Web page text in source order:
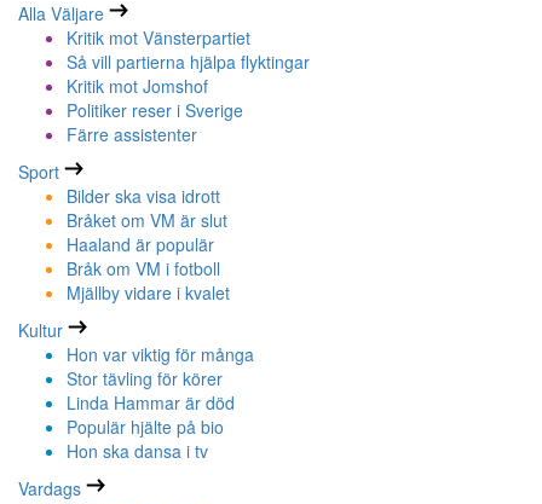
Alla Väljare
Kritik mot Vänsterpartiet
Så vill partierna hjälpa flyktingar
Kritik mot Jomshof
Politiker reser i Sverige
Färre assistenter
Sport
Bilder ska visa idrott
Bråket om VM är slut
Haaland är populär
Bråk om VM i fotboll
Mjällby vidare i kvalet
Kultur
Hon var viktig för många
Stor tävling för körer
Linda Hammar är död
Populär hjälte på bio
Hon ska dansa i tv
Vardags